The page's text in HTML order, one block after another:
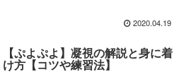
2020.04.19
【ぷよぷよ】凝視の解説と身に着
け方【コツや練習法】